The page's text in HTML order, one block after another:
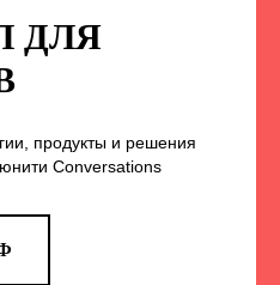
ДЛЯ
продукты и решения
Conversations